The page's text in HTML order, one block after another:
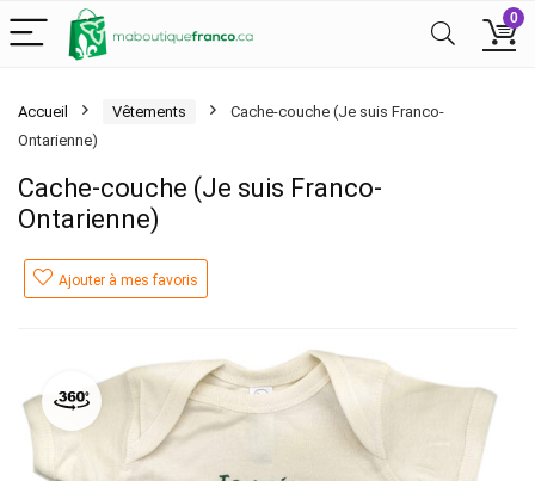
0
Accueil Vêtements
Cache-couche (Je suis Franco-
Ontarienne)
Cache-couche (Je suis Franco-
Ontarienne)
Ajouter à mes favoris